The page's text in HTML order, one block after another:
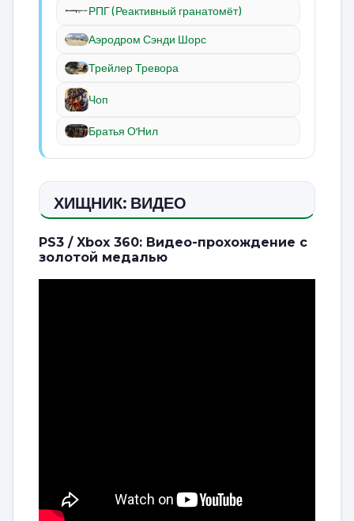
РПГ (Реактивный гранатомёт)
Аэродром Сэнди Шорс
Трейлер Тревора
Чоп
Братья О’Нил
ХИЩНИК: ВИДЕО
PS3 / Xbox 360: Видео-прохождение с
золотой медалью